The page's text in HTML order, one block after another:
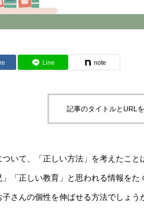
Line note
記事のタイトルとURL
いて、「正しい方法」を考えたこ
「正しい教育」と思われる情報を
さんの個性を伸ばせる方法でしょう